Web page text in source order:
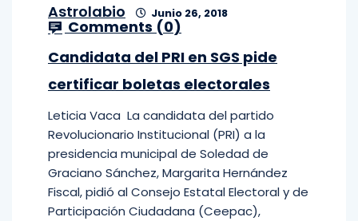
Astrolabio Junio 26, 2018
Comments (0)
Candidata del PRI en SGS pide
certificar boletas electorales
Leticia Vaca La candidata del partido
Revolucionario Institucional (PRI) a la
presidencia municipal de Soledad de
Graciano Sánchez, Margarita Hernández
Fiscal, pidió al Consejo Estatal Electoral y de
Participación Ciudadana (Ceepac),